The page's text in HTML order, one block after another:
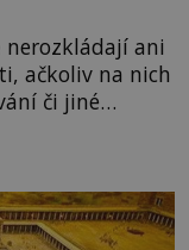
nerozkládají ani
ačkoliv na nich
či jiné
bývají
Jaké